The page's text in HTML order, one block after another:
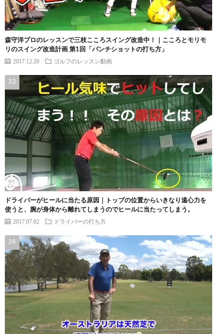
森守洋プロのレッスンで三枝こころスイング改造中！｜こころとモリモ
リのスイング改造計画 第1回「パンチショットの打ち方」
2017.12.20 ゴルフのレッスン動画
ドライバーがヒールに当たる原因｜トップの位置からいきなり遠心力を
使うと、腕が身体から離れてしまうのでヒールに当たってしまう。
2017.07.02 ドライバーの打ち方